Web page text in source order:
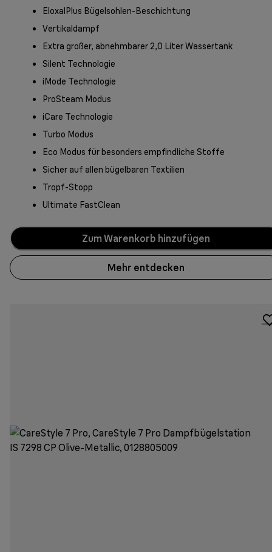
EloxalPlus Bügelsohlen-Beschichtung
Vertikaldampf
Extra großer, abnehmbarer 2,0 Liter Wassertank
Silent Technologie
iMode Technologie
ProSteam Modus
iCare Technologie
Turbo Modus
Eco Modus für besonders empfindliche Stoffe
Sicher auf allen bügelbaren Textilien
Tropf-Stopp
Ultimate FastClean
Zum Warenkorb hinzufügen
Mehr entdecken